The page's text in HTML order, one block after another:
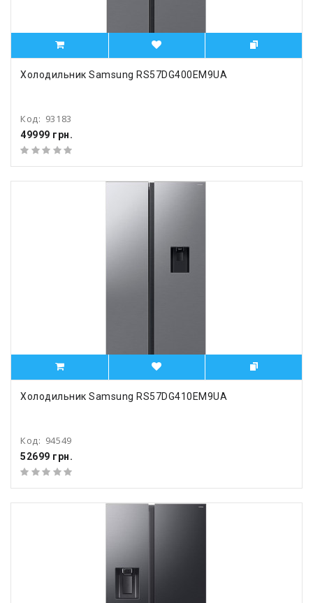
Холодильник Samsung RS57DG400EM9UA
Код: 93183
49999 грн.
Холодильник Samsung RS57DG410EM9UA
Код: 94549
52699 грн.